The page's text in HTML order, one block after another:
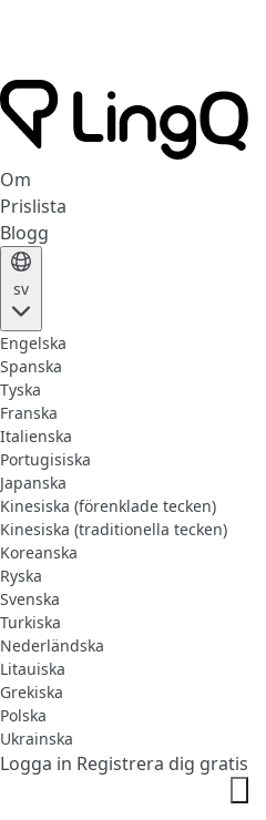
Om
Prislista
Blogg
sv
Engelska
Spanska
Tyska
Franska
Italienska
Portugisiska
Japanska
Kinesiska (förenklade tecken)
Kinesiska (traditionella tecken)
Koreanska
Ryska
Svenska
Turkiska
Nederländska
Litauiska
Grekiska
Polska
Ukrainska
Logga in Registrera dig gratis